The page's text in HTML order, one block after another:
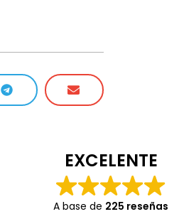
EXCELENTE
A base de 225 reseñas